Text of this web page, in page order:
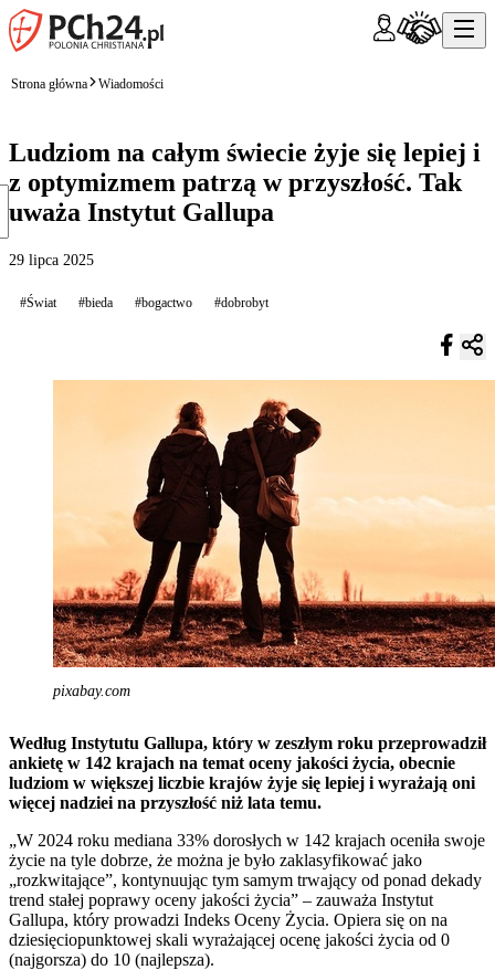
Strona główna Wiadomości
Ludziom na całym świecie żyje się lepiej i
z optymizmem patrzą w przyszłość. Tak
uważa Instytut Gallupa
29 lipca 2025
#Świat #bieda #bogactwo #dobrobyt
pixabay.com
Według Instytutu Gallupa, który w zeszłym roku przeprowadził
ankietę w 142 krajach na temat oceny jakości życia, obecnie
ludziom w większej liczbie krajów żyje się lepiej i wyrażają oni
więcej nadziei na przyszłość niż lata temu.
„W 2024 roku mediana 33% dorosłych w 142 krajach oceniła swoje
życie na tyle dobrze, że można je było zaklasyfikować jako
„rozkwitające”, kontynuując tym samym trwający od ponad dekady
trend stałej poprawy oceny jakości życia” – zauważa Instytut
Gallupa, który prowadzi Indeks Oceny Życia. Opiera się on na
dziesięciopunktowej skali wyrażającej ocenę jakości życia od 0
(najgorsza) do 10 (najlepsza).